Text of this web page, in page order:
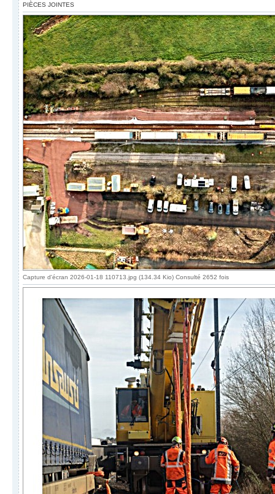
PIÈCES JOINTES
Capture d'écran 2026-01-18 110713.jpg (134.34 Kio) Consulté 2652 fois